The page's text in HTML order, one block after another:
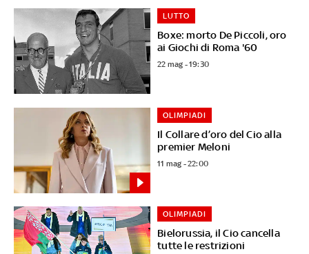
Boxe: morto De Piccoli, oro
ai Giochi di Roma '60
LUTTO
22 mag - 19:30
Il Collare d’oro del Cio alla
premier Meloni
OLIMPIADI
11 mag - 22:00
Bielorussia, il Cio cancella
tutte le restrizioni
OLIMPIADI